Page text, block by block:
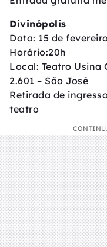
Divinópolis
Data: 15 de
Horário:20h
Local: Teatro Usina
2.601 – São José
Retirada de
teatro